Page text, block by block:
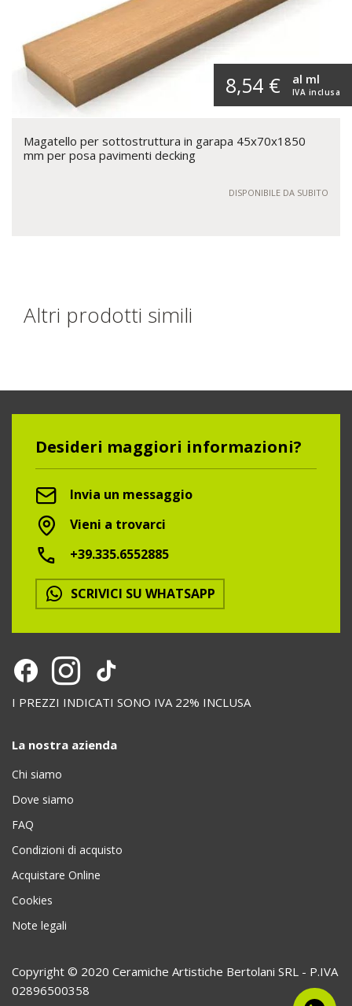
8,54 € IVA inclusa
al ml
Magatello per sottostruttura in garapa 45x70x1850
mm per posa pavimenti decking
DISPONIBILE DA SUBITO
Altri prodotti simili
Desideri maggiori informazioni?
Invia un messaggio
Vieni a trovarci
+39.335.6552885
SCRIVICI SU WHATSAPP
I PREZZI INDICATI SONO IVA 22% INCLUSA
La nostra azienda
Chi siamo
Dove siamo
FAQ
Condizioni di acquisto
Acquistare Online
Cookies
Note legali
Copyright © 2020 Ceramiche Artistiche Bertolani SRL - P.IVA
02896500358